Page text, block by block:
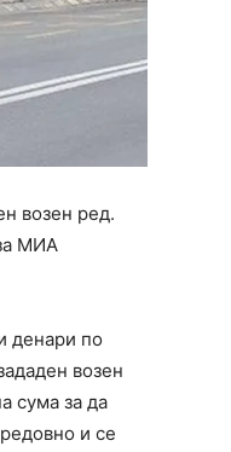
возен ред.
МИА
денари по
возен
сума за да
и се